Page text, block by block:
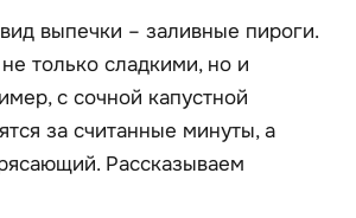
выпечки – заливные пироги.
только сладкими, но и
с сочной капустной
за считанные минуты, а
Рассказываем